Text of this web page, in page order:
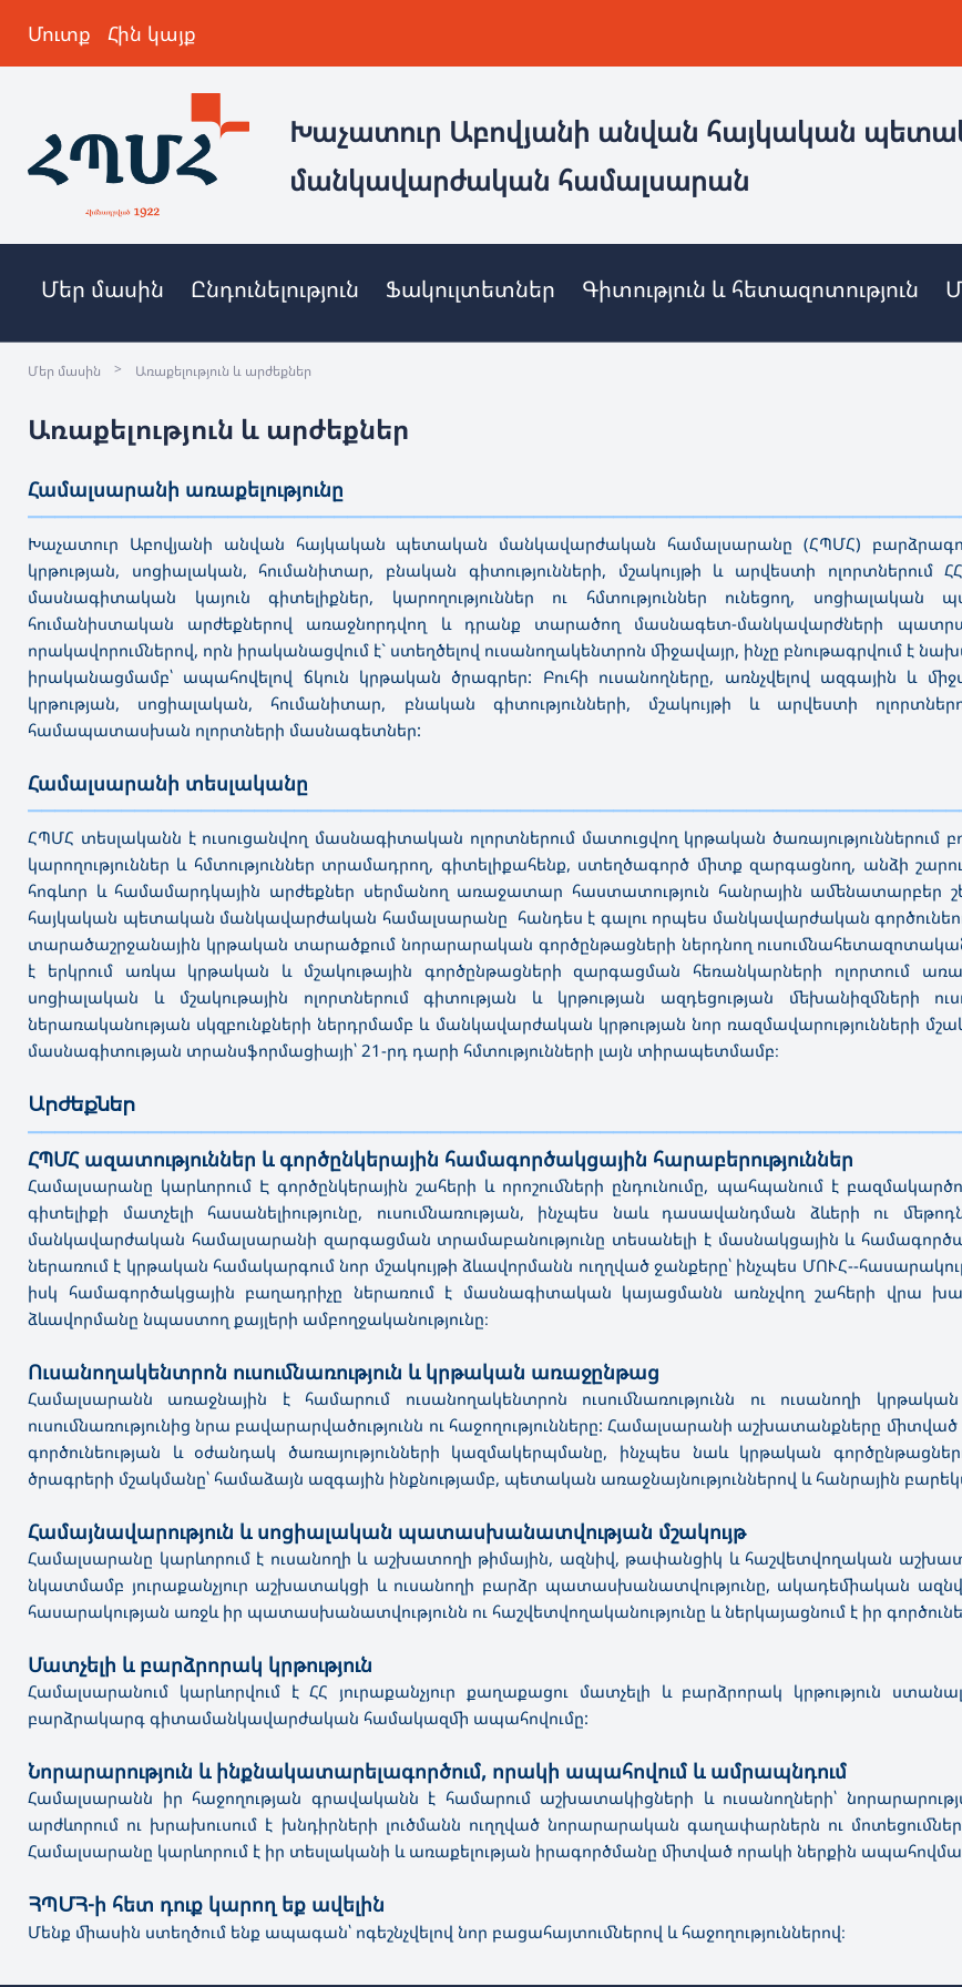
Մուտք Հին կայք
Խաչատուր Աբովյանի անվան հայկական
մանկավարժական համալսարան
Մեր մասին Ընդունելություն Ֆակուլտետներ Գիտություն և հետազոտություն
Մեր մասին > Առաքելություն և արժեքներ
Առաքելություն և արժեքներ
Համալսարանի առաքելությունը
Խաչատուր Աբովյանի անվան հայկական պետական մանկավարժական համալսարանը (ՀՊՄՀ)
կրթության, սոցիալական, հումանիտար, բնական գիտությունների, մշակույթի և արվեստի
մասնագիտական կայուն գիտելիքներ, կարողություններ ու հմտություններ ունեցող,
հումանիստական արժեքներով առաջնորդվող և դրանք տարածող մասնագետ-մանկավարժների
որակավորումներով, որն իրականացվում է` ստեղծելով ուսանողակենտրոն միջավայր, ինչը բնութագրվում է
իրականացմամբ՝ ապահովելով ճկուն կրթական ծրագրեր: Բուհի ուսանողները, առնչվելով ազգային և
կրթության, սոցիալական, հումանիտար, բնական գիտությունների, մշակույթի և արվեստի
համապատասխան ոլորտների մասնագետներ:
Համալսարանի տեսլականը
ՀՊՄՀ տեսլականն է ուսուցանվող մասնագիտական ոլորտներում մատուցվող կրթական
կարողություններ և հմտություններ տրամադրող, գիտելիքահենք, ստեղծագործ միտք զարգացնող, անձի
հոգևոր և համամարդկային արժեքներ սերմանող առաջատար հաստատություն հանրային ամենատարբեր
հայկական պետական մանկավարժական համալսարանը հանդես է գալու որպես մանկավարժական
տարածաշրջանային կրթական տարածքում նորարարական գործընթացների ներդնող
է երկրում առկա կրթական և մշակութային գործընթացների զարգացման հեռանկարների ոլորտում
սոցիալական և մշակութային ոլորտներում գիտության և կրթության ազդեցության մեխանիզմների
ներառականության սկզբունքների ներդրմամբ և մանկավարժական կրթության նոր ռազմավարությունների
մասնագիտության տրանսֆորմացիայի՝ 21-րդ դարի հմտությունների լայն տիրապետմամբ։
Արժեքներ
ՀՊՄՀ ազատություններ և գործընկերային համագործակցային հարաբերություններ
Համալսարանը կարևորում Է գործընկերային շահերի և որոշումների ընդունումը, պահպանում է
գիտելիքի մատչելի հասանելիությունը, ուսումնառության, ինչպես նաև դասավանդման ձևերի ու
մանկավարժական համալսարանի զարգացման տրամաբանությունը տեսանելի է մասնակցային և
ներառում է կրթական համակարգում նոր մշակույթի ձևավորմանն ուղղված ջանքերը՝ ինչպես ՄՈՒՀ--
իսկ համագործակցային բաղադրիչը ներառում է մասնագիտական կայացմանն առնչվող շահերի
ձևավորմանը նպաստող քայլերի ամբողջականությունը։
Ուսանողակենտրոն ուսումնառություն և կրթական առաջընթաց
Համալսարանն առաջնային է համարում ուսանողակենտրոն ուսումնառությունն ու ուսանողի
ուսումնառությունից նրա բավարարվածությունն ու հաջողությունները: Համալսարանի աշխատանքները
գործունեության և օժանդակ ծառայությունների կազմակերպմանը, ինչպես նաև կրթական
ծրագրերի մշակմանը՝ համաձայն ազգային ինքնությամբ, պետական առաջնայնություններով և հանրային
Համայնավարություն և սոցիալական պատասխանատվության մշակույթ
Համալսարանը կարևորում է ուսանողի և աշխատողի թիմային, ազնիվ, թափանցիկ և հաշվետվողական
նկատմամբ յուրաքանչյուր աշխատակցի և ուսանողի բարձր պատասխանատվությունը, ակադեմիական
հասարակության առջև իր պատասխանատվությունն ու հաշվետվողականությունը և ներկայացնում է իր
Մատչելի և բարձրորակ կրթություն
Համալսարանում կարևորվում է ՀՀ յուրաքանչյուր քաղաքացու մատչելի և բարձրորակ կրթություն
բարձրակարգ գիտամանկավարժական համակազմի ապահովումը:
Նորարարություն և ինքնակատարելագործում, որակի ապահովում և ամրապնդում
Համալսարանն իր հաջողության գրավականն է համարում աշխատակիցների և ուսանողների՝
արժևորում ու խրախուսում է խնդիրների լուծմանն ուղղված նորարարական գաղափարներն ու
Համալսարանը կարևորում է իր տեսլականի և առաքելության իրագործմանը միտված որակի ներքին
ՀՊՄՀ-ի հետ դուք կարող եք ավելին
Մենք միասին ստեղծում ենք ապագան՝ ոգեշնչվելով նոր բացահայտումներով և հաջողություններով։